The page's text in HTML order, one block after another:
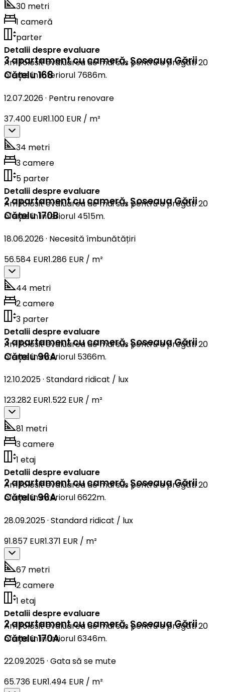
30 metri
1 cameră
parter
Detalii despre evaluare
Am folosit evaluarea de mai sus pentru a pregăti 20
oferte în interiorul 7686m.
3 apartament cu cameră,Șoseaua Gării
Cățelu 168
12.07.2026· Pentru renovare
37.400 EUR1.100 EUR / m²
34 metri
3 camere
5 parter
Detalii despre evaluare
Am folosit evaluarea de mai sus pentru a pregăti 20
oferte în interiorul 4515m.
2 apartament cu cameră,Șoseaua Gării
Cățelu 170B
18.06.2026· Necesită îmbunătățiri
56.584 EUR1.286 EUR / m²
44 metri
2 camere
3 parter
Detalii despre evaluare
Am folosit evaluarea de mai sus pentru a pregăti 20
oferte în interiorul 5366m.
3 apartament cu cameră,Șoseaua Gării
Cățelu 96A
12.10.2025· Standard ridicat / lux
123.282 EUR1.522 EUR / m²
81 metri
3 camere
1 etaj
Detalii despre evaluare
Am folosit evaluarea de mai sus pentru a pregăti 20
oferte în interiorul 6622m.
2 apartament cu cameră,Șoseaua Gării
Cățelu 96A
28.09.2025· Standard ridicat / lux
91.857 EUR1.371 EUR / m²
67 metri
2 camere
1 etaj
Detalii despre evaluare
Am folosit evaluarea de mai sus pentru a pregăti 20
oferte în interiorul 6346m.
2 apartament cu cameră,Șoseaua Gării
Cățelu 170A
22.09.2025· Gata să se mute
65.736 EUR1.494 EUR / m²